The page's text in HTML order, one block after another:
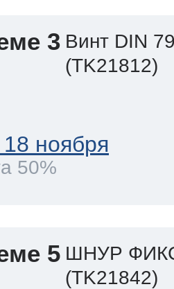
3 Винт DIN
(TK21812)
ноября
50%
5 ШНУР
(TK21842)